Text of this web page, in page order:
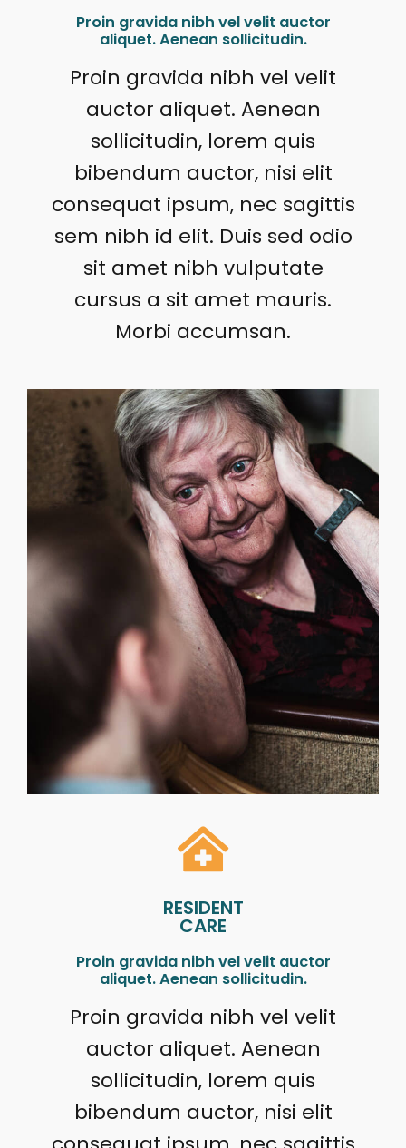
Proin gravida nibh vel velit auctor
aliquet. Aenean sollicitudin.
Proin gravida nibh vel velit
auctor aliquet. Aenean
sollicitudin, lorem quis
bibendum auctor, nisi elit
consequat ipsum, nec sagittis
sem nibh id elit. Duis sed odio
sit amet nibh vulputate
cursus a sit amet mauris.
Morbi accumsan.
RESIDENT
CARE
Proin gravida nibh vel velit auctor
aliquet. Aenean sollicitudin.
Proin gravida nibh vel velit
auctor aliquet. Aenean
sollicitudin, lorem quis
bibendum auctor, nisi elit